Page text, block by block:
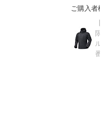
ご購入者様
限り
ルメ
番：